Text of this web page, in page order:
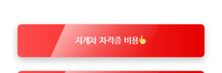
지게차 자격증 비용